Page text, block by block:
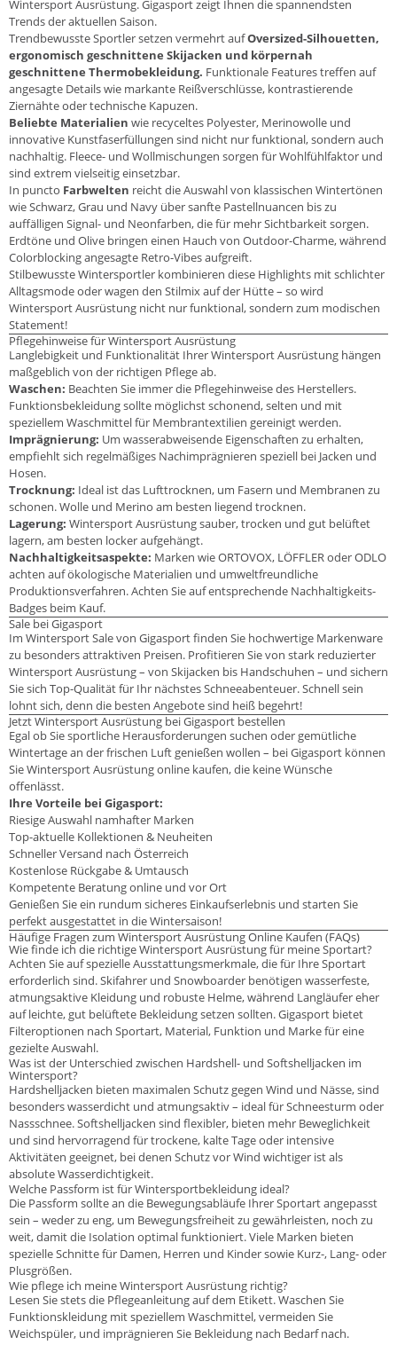
Wintersport Ausrüstung. Gigasport zeigt Ihnen die spannendsten
Trends der aktuellen Saison.
Trendbewusste Sportler setzen vermehrt aufOversized-Silhouetten,
ergonomisch geschnittene Skijacken und körpernah
geschnittene Thermobekleidung. Funktionale Features treffen auf
angesagte Details wie markante Reißverschlüsse, kontrastierende
Ziernähte oder technische Kapuzen.
Beliebte Materialien wie recyceltes Polyester, Merinowolle und
innovative Kunstfaserfüllungen sind nicht nur funktional, sondern auch
nachhaltig. Fleece- und Wollmischungen sorgen für Wohlfühlfaktor und
sind extrem vielseitig einsetzbar.
In puncto Farbwelten reicht die Auswahl von klassischen Wintertönen
wie Schwarz, Grau und Navy über sanfte Pastellnuancen bis zu
auffälligen Signal- und Neonfarben, die für mehr Sichtbarkeit sorgen.
Erdtöne und Olive bringen einen Hauch von Outdoor-Charme, während
Colorblocking angesagte Retro-Vibes aufgreift.
Stilbewusste Wintersportler kombinieren diese Highlights mit schlichter
Alltagsmode oder wagen den Stilmix auf der Hütte – so wird
Wintersport Ausrüstung nicht nur funktional, sondern zum modischen
Statement!
Pflegehinweise für Wintersport Ausrüstung
Langlebigkeit und Funktionalität Ihrer Wintersport Ausrüstung hängen
maßgeblich von der richtigen Pflege ab.
Waschen: Beachten Sie immer die Pflegehinweise des Herstellers.
Funktionsbekleidung sollte möglichst schonend, selten und mit
speziellem Waschmittel für Membrantextilien gereinigt werden.
Imprägnierung: Um wasserabweisende Eigenschaften zu erhalten,
empfiehlt sich regelmäßiges Nachimprägnieren speziell bei Jacken und
Hosen.
Trocknung: Ideal ist das Lufttrocknen, um Fasern und Membranen zu
schonen. Wolle und Merino am besten liegend trocknen.
Lagerung: Wintersport Ausrüstung sauber, trocken und gut belüftet
lagern, am besten locker aufgehängt.
Nachhaltigkeitsaspekte: Marken wie ORTOVOX, LÖFFLER oder ODLO
achten auf ökologische Materialien und umweltfreundliche
Produktionsverfahren. Achten Sie auf entsprechende Nachhaltigkeits-
Badges beim Kauf.
Sale bei Gigasport
Im Wintersport Sale von Gigasport finden Sie hochwertige Markenware
zu besonders attraktiven Preisen. Profitieren Sie von stark reduzierter
Wintersport Ausrüstung – von Skijacken bis Handschuhen – und sichern
Sie sich Top-Qualität für Ihr nächstes Schneeabenteuer. Schnell sein
lohnt sich, denn die besten Angebote sind heiß begehrt!
Jetzt Wintersport Ausrüstung bei Gigasport bestellen
Egal ob Sie sportliche Herausforderungen suchen oder gemütliche
Wintertage an der frischen Luft genießen wollen – bei Gigasport können
Sie Wintersport Ausrüstung online kaufen, die keine Wünsche
offenlässt.
Ihre Vorteile bei Gigasport:
Riesige Auswahl namhafter Marken
Top-aktuelle Kollektionen & Neuheiten
Schneller Versand nach Österreich
Kostenlose Rückgabe & Umtausch
Kompetente Beratung online und vor Ort
Genießen Sie ein rundum sicheres Einkaufserlebnis und starten Sie
perfekt ausgestattet in die Wintersaison!
Häufige Fragen zum Wintersport Ausrüstung Online Kaufen (FAQs)
Wie finde ich die richtige Wintersport Ausrüstung für meine Sportart?
Achten Sie auf spezielle Ausstattungsmerkmale, die für Ihre Sportart
erforderlich sind. Skifahrer und Snowboarder benötigen wasserfeste,
atmungsaktive Kleidung und robuste Helme, während Langläufer eher
auf leichte, gut belüftete Bekleidung setzen sollten. Gigasport bietet
Filteroptionen nach Sportart, Material, Funktion und Marke für eine
gezielte Auswahl.
Was ist der Unterschied zwischen Hardshell- und Softshelljacken im
Wintersport?
Hardshelljacken bieten maximalen Schutz gegen Wind und Nässe, sind
besonders wasserdicht und atmungsaktiv – ideal für Schneesturm oder
Nassschnee. Softshelljacken sind flexibler, bieten mehr Beweglichkeit
und sind hervorragend für trockene, kalte Tage oder intensive
Aktivitäten geeignet, bei denen Schutz vor Wind wichtiger ist als
absolute Wasserdichtigkeit.
Welche Passform ist für Wintersportbekleidung ideal?
Die Passform sollte an die Bewegungsabläufe Ihrer Sportart angepasst
sein – weder zu eng, um Bewegungsfreiheit zu gewährleisten, noch zu
weit, damit die Isolation optimal funktioniert. Viele Marken bieten
spezielle Schnitte für Damen, Herren und Kinder sowie Kurz-, Lang- oder
Plusgrößen.
Wie pflege ich meine Wintersport Ausrüstung richtig?
Lesen Sie stets die Pflegeanleitung auf dem Etikett. Waschen Sie
Funktionskleidung mit speziellem Waschmittel, vermeiden Sie
Weichspüler, und imprägnieren Sie Bekleidung nach Bedarf nach.